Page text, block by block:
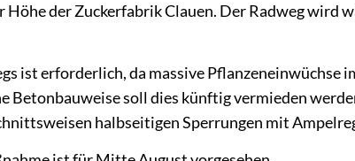
Höhe der Zuckerfabrik Clauen. Der Radweg wird
ist erforderlich, da massive Pflanzeneinwüchse
Betonbauweise soll dies künftig vermieden
halbseitigen Sperrungen mit